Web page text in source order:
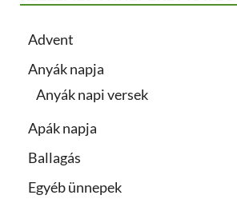
Advent
Anyák napja
Anyák napi versek
Apák napja
Ballagás
Egyéb ünnepek